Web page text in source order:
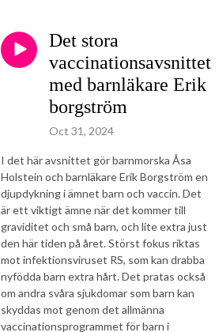
Det stora
vaccinationsavsnittet
med barnläkare Erik
borgström
Oct 31, 2024
I det här avsnittet gör barnmorska Åsa
Holstein och barnläkare Erik Borgström en
djupdykning i ämnet barn och vaccin. Det
är ett viktigt ämne när det kommer till
graviditet och små barn, och lite extra just
den här tiden på året. Störst fokus riktas
mot infektionsviruset RS, som kan drabba
nyfödda barn extra hårt. Det pratas också
om andra svåra sjukdomar som barn kan
skyddas mot genom det allmänna
vaccinationsprogrammet för barn i